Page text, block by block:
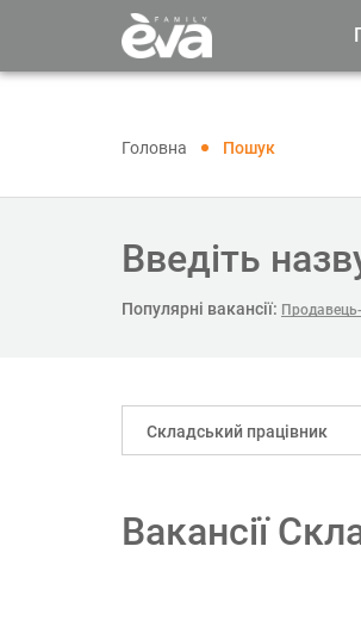
Головна Пошук
Введіть
Популярні вакансії:
Складський працівник
Вакансії